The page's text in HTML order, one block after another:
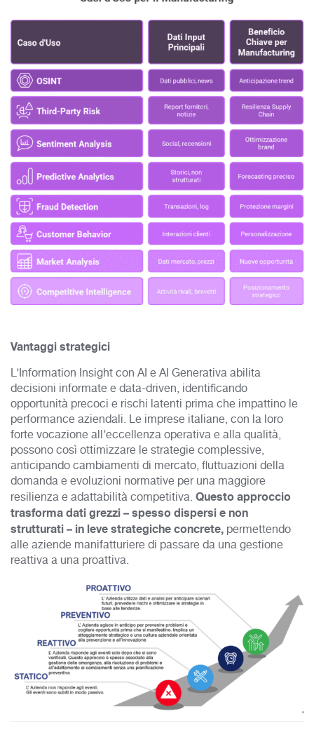
Vantaggi strategici
L’Information Insight con AI e AI Generativa abilita
decisioni informate e data-driven, identificando
opportunità precoci e rischi latenti prima che impattino le
performance aziendali. Le imprese italiane, con la loro
forte vocazione all’eccellenza operativa e alla qualità,
possono così ottimizzare le strategie complessive,
anticipando cambiamenti di mercato, fluttuazioni della
domanda e evoluzioni normative per una maggiore
resilienza e adattabilità competitiva. Questo approccio
trasforma dati grezzi – spesso dispersi e non
strutturati – in leve strategiche concrete, permettendo
alle aziende manifatturiere di passare da una gestione
reattiva a una proattiva.